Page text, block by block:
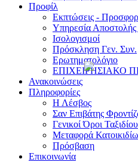
Προφίλ
Εκπτώσεις -
Υπηρεσία
Ισολογισμοί
Πρόσκληση Γεν. Συν.
Ερωτηματολόγιο
ΕΠΙΧΕΙΡΗΣΙΑΚΟ
Ανακοινώσεις
Πληροφορίες
Η Λέσβος
Σαν Επιβάτης
Γενικοί Όροι Ταξιδίου
Μεταφορά
Πρόσβαση
Επικοινωνία